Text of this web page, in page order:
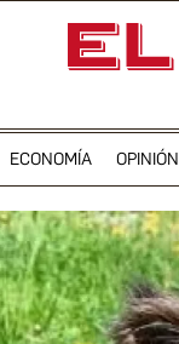
ECONOMÍA OPINIÓN